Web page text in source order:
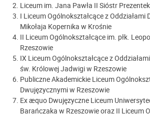
Liceum im. Jana Pawła II Sióstr
I Liceum Ogólnokształcące z Oddziałami
Mikołaja Kopernika w Krośnie
II Liceum Ogólnokształcące im. płk.
Rzeszowie
IX Liceum Ogólnokształcące z
św. Królowej Jadwigi w Rzeszowie
Publiczne Akademickie Liceum
Dwujęzycznymi w Rzeszowie
Ex æquo Dwujęzyczne Liceum
Barańczaka w Rzeszowie oraz II Liceum